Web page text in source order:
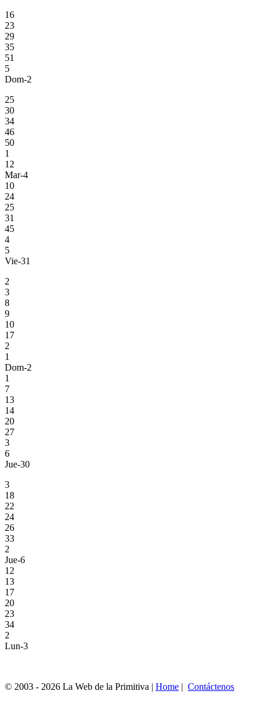
16
23
29
35
51
5
Dom-2
25
30
34
46
50
1
12
Mar-4
10
24
25
31
45
4
5
Vie-31
2
3
8
9
10
17
2
1
Dom-2
1
7
13
14
20
27
3
6
Jue-30
3
18
22
24
26
33
2
Jue-6
12
13
17
20
23
34
2
Lun-3
© 2003 - 2026 La Web de la Primitiva | Home | Contáctenos